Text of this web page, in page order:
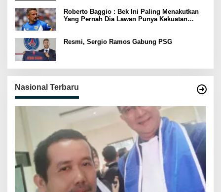
Roberto Baggio : Bek Ini Paling Menakutkan
Yang Pernah Dia Lawan Punya Kekuatan
Resmi, Sergio Ramos Gabung PSG
Nasional Terbaru